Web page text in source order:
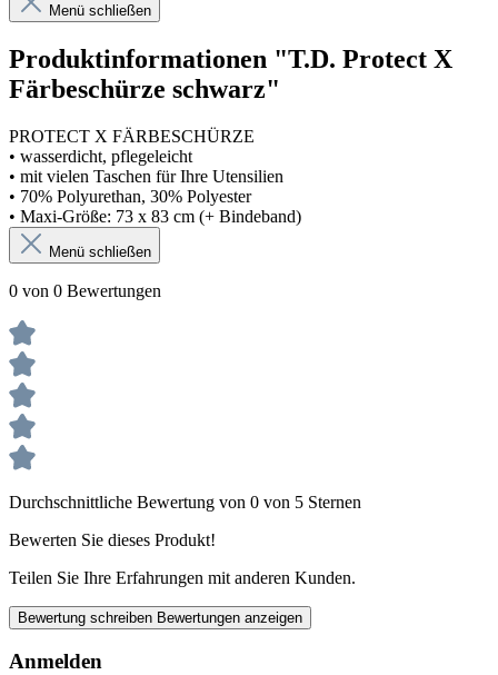
Menü schließen
Produktinformationen "T.D. Protect X
Färbeschürze schwarz"
PROTECT X FÄRBESCHÜRZE
• wasserdicht, pflegeleicht
• mit vielen Taschen für Ihre Utensilien
• 70% Polyurethan, 30% Polyester
• Maxi-Größe: 73 x 83 cm (+ Bindeband)
Menü schließen
0 von 0 Bewertungen
Durchschnittliche Bewertung von 0 von 5 Sternen
Bewerten Sie dieses Produkt!
Teilen Sie Ihre Erfahrungen mit anderen Kunden.
Bewertung schreiben Bewertungen anzeigen
Anmelden